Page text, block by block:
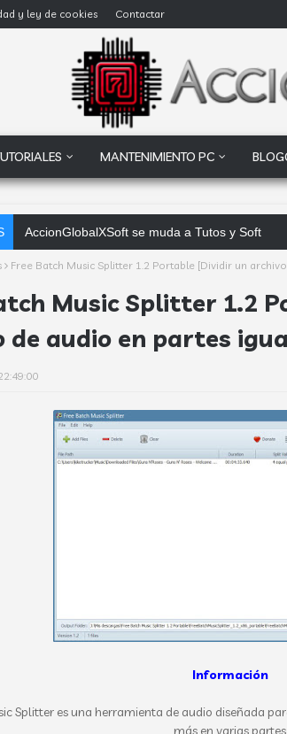
y ley de cookies Contactar
MANTENIMIENTO PC
AccionGlobalXSoft se muda a Tutos y Soft
Free Batch Music Splitter 1.2 Portable [Dividir un
Music Splitter 1.2
de audio en partes
Información
Splitter es una herramienta de audio diseñada
más en varias partes.